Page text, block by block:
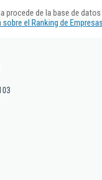
procede de la base de
el Ranking de Empresas.